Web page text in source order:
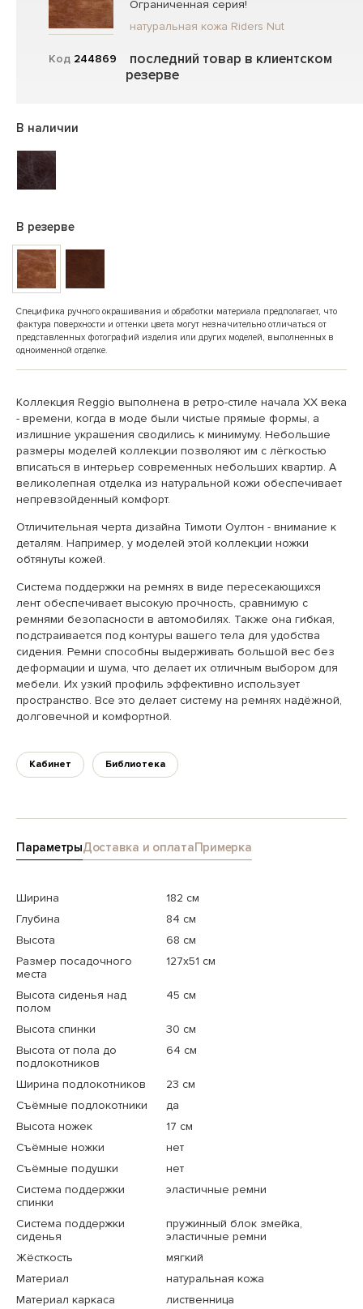
Код 244869
Ограниченная серия!
натуральная кожа Riders Nut
последний товар в клиентском
резерве
В наличии
В резерве
Специфика ручного окрашивания и обработки материала предполагает, что
фактура поверхности и оттенки цвета могут незначительно отличаться от
представленных фотографий изделия или других моделей, выполненных в
одноименной отделке.
Коллекция Reggio выполнена в ретро-стиле начала ХХ века
- времени, когда в моде были чистые прямые формы, а
излишние украшения сводились к минимуму. Небольшие
размеры моделей коллекции позволяют им с лёгкостью
вписаться в интерьер современных небольших квартир. А
великолепная отделка из натуральной кожи обеспечивает
непревзойденный комфорт.
Отличительная черта дизайна Тимоти Оултон - внимание к
деталям. Например, у моделей этой коллекции ножки
обтянуты кожей.
Система поддержки на ремнях в виде пересекающихся
лент обеспечивает высокую прочность, сравнимую с
ремнями безопасности в автомобилях. Также она гибкая,
подстраивается под контуры вашего тела для удобства
сидения. Ремни способны выдерживать большой вес без
деформации и шума, что делает их отличным выбором для
мебели. Их узкий профиль эффективно использует
пространство. Все это делает систему на ремнях надёжной,
долговечной и комфортной.
Кабинет Библиотека
ПараметрыДоставка и оплатаПримерка
Ширина
182 см
Глубина
84 см
Высота
68 см
Размер посадочного
места
127x51 см
Высота сиденья над
полом
45 см
Высота спинки
30 см
Высота от пола до
подлокотников
64 см
Ширина подлокотников
23 см
Съёмные подлокотники
да
Высота ножек
17 см
Съёмные ножки
нет
Съёмные подушки
нет
Система поддержки
спинки
эластичные ремни
Система поддержки
сиденья
пружинный блок змейка,
эластичные ремни
Жёсткость
мягкий
Материал
натуральная кожа
Материал каркаса
лиственница